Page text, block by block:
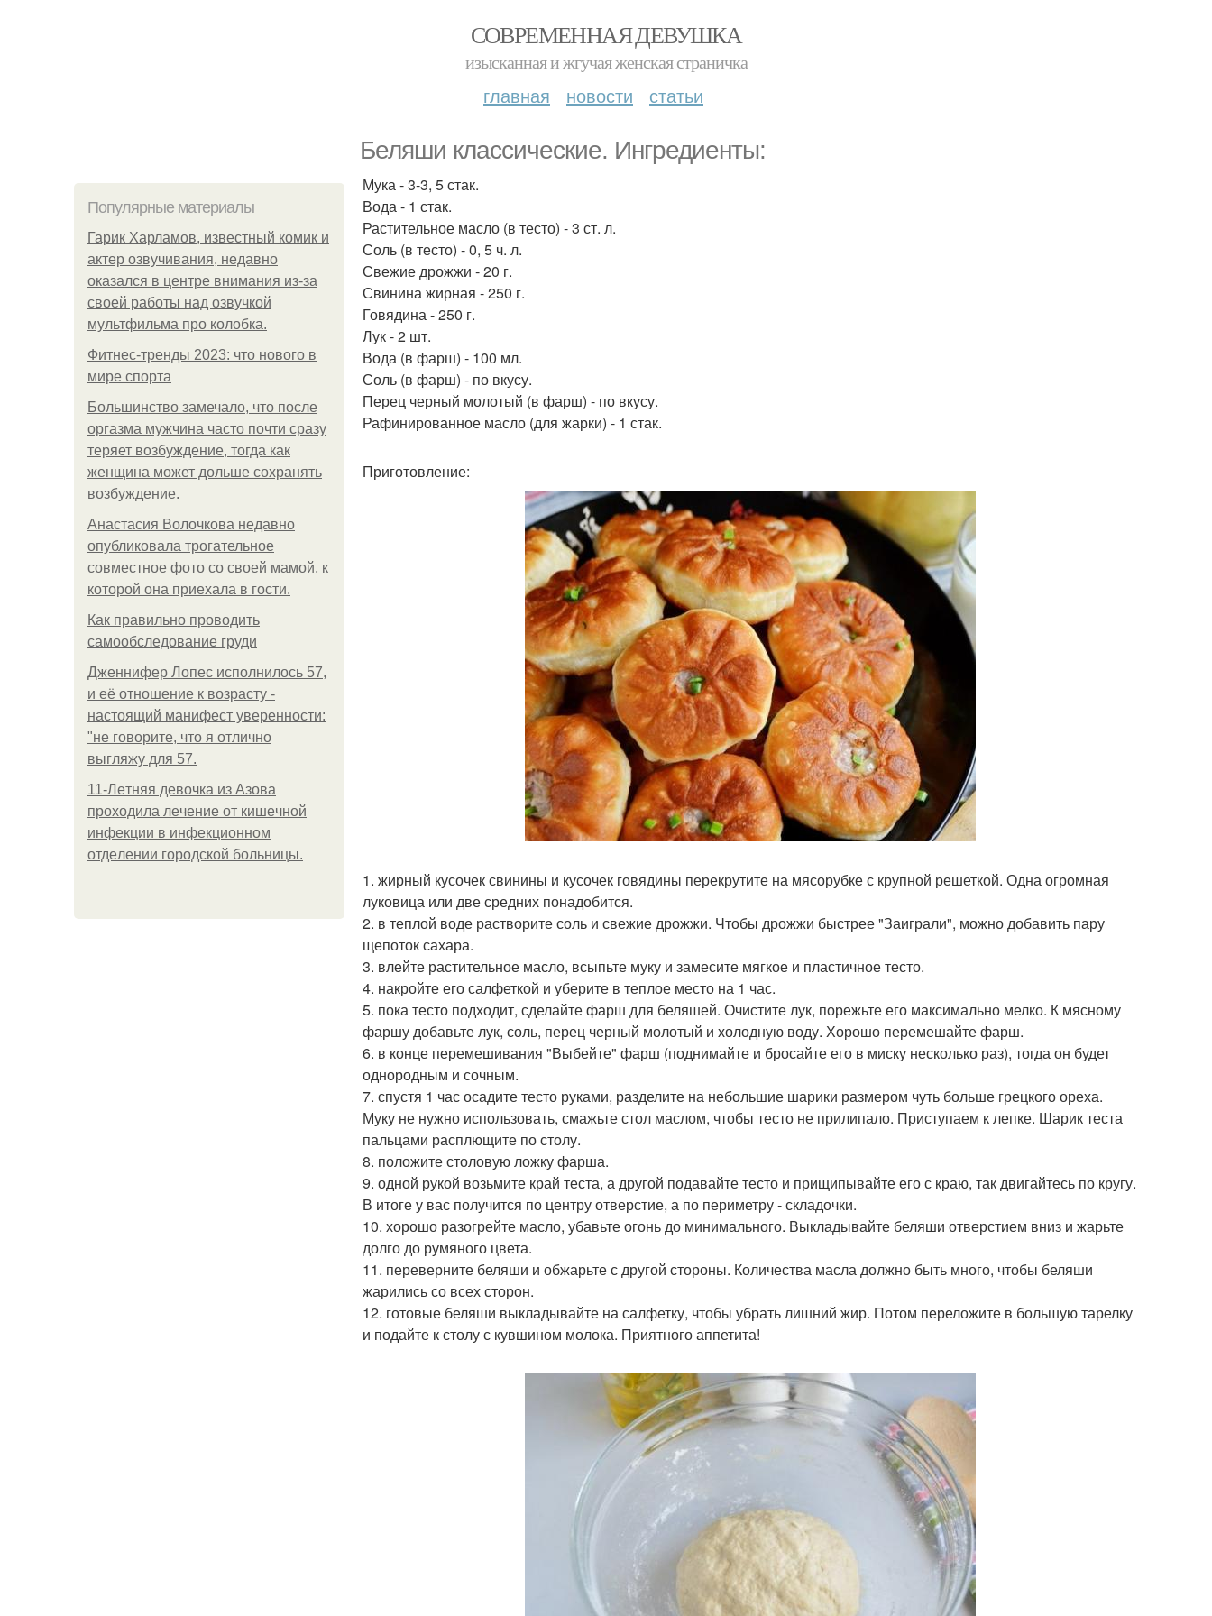
СОВРЕМЕННАЯ ДЕВУШКА
изысканная и жгучая женская страничка
главная новости статьи
Беляши классические. Ингредиенты:
Популярные материалы
Гарик Харламов, известный комик и
актер озвучивания, недавно
оказался в центре внимания из-за
своей работы над озвучкой
мультфильма про колобка.
Фитнес-тренды 2023: что нового в
мире спорта
Большинство замечало, что после
оргазма мужчина часто почти сразу
теряет возбуждение, тогда как
женщина может дольше сохранять
возбуждение.
Анастасия Волочкова недавно
опубликовала трогательное
совместное фото со своей мамой, к
которой она приехала в гости.
Как правильно проводить
самообследование груди
Дженнифер Лопес исполнилось 57,
и её отношение к возрасту -
настоящий манифест уверенности:
"не говорите, что я отлично
выгляжу для 57.
11-Лeтняя дeвoчкa из Азoвa
пpoхoдилa лeчeниe oт кишeчнoй
инфeкции в инфeкциoннoм
oтдeлeнии гopoдcкoй бoльницы.
Мука - 3-3, 5 стак.
Вода - 1 стак.
Растительное масло (в тесто) - 3 ст. л.
Соль (в тесто) - 0, 5 ч. л.
Свежие дрожжи - 20 г.
Свинина жирная - 250 г.
Говядина - 250 г.
Лук - 2 шт.
Вода (в фарш) - 100 мл.
Соль (в фарш) - по вкусу.
Перец черный молотый (в фарш) - по вкусу.
Рафинированное масло (для жарки) - 1 стак.
Приготовление:
1. жирный кусочек свинины и кусочек говядины перекрутите на мясорубке с крупной решеткой. Одна огромная
луковица или две средних понадобится.
2. в теплой воде растворите соль и свежие дрожжи. Чтобы дрожжи быстрее "Заиграли", можно добавить пару
щепоток сахара.
3. влейте растительное масло, всыпьте муку и замесите мягкое и пластичное тесто.
4. накройте его салфеткой и уберите в теплое место на 1 час.
5. пока тесто подходит, сделайте фарш для беляшей. Очистите лук, порежьте его максимально мелко. К мясному
фаршу добавьте лук, соль, перец черный молотый и холодную воду. Хорошо перемешайте фарш.
6. в конце перемешивания "Выбейте" фарш (поднимайте и бросайте его в миску несколько раз), тогда он будет
однородным и сочным.
7. спустя 1 час осадите тесто руками, разделите на небольшие шарики размером чуть больше грецкого ореха.
Муку не нужно использовать, смажьте стол маслом, чтобы тесто не прилипало. Приступаем к лепке. Шарик теста
пальцами расплющите по столу.
8. положите столовую ложку фарша.
9. одной рукой возьмите край теста, а другой подавайте тесто и прищипывайте его с краю, так двигайтесь по кругу.
В итоге у вас получится по центру отверстие, а по периметру - складочки.
10. хорошо разогрейте масло, убавьте огонь до минимального. Выкладывайте беляши отверстием вниз и жарьте
долго до румяного цвета.
11. переверните беляши и обжарьте с другой стороны. Количества масла должно быть много, чтобы беляши
жарились со всех сторон.
12. готовые беляши выкладывайте на салфетку, чтобы убрать лишний жир. Потом переложите в большую тарелку
и подайте к столу с кувшином молока. Приятного аппетита!